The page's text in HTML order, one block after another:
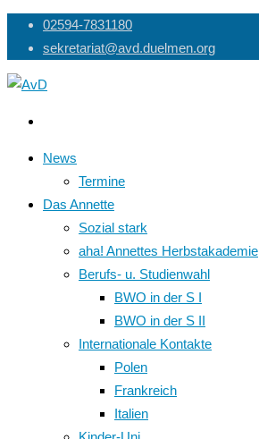
Skip
content
02594-7831180
sekretariat@avd.duelmen.org
News
Termine
Das Annette
Sozial stark
aha! Annettes Herbstakademie
Berufs- u. Studienwahl
BWO in der S I
BWO in der S II
Internationale Kontakte
Polen
Frankreich
Italien